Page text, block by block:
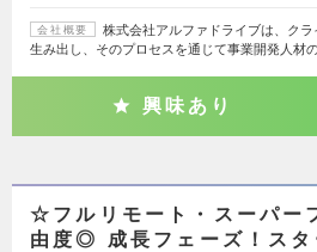
会社概要
株式会社アルファドライブは、ク
生み出し、そのプロセスを通じて事業開発人材
興味あり
☆フルリモート・スーパー
由度◎ 成長フェーズ！スタ